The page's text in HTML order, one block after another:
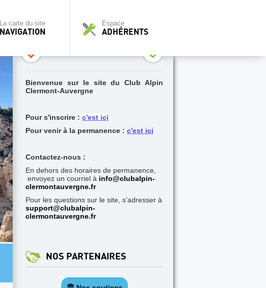
La carte du site
NAVIGATION
Espace
ADHÉRENTS
Bienvenue sur le site du Club Alpin
Clermont-Auvergne
Pour s'inscrire : c'est ici
Pour venir à la permanence : c'est ici
Contactez-nous :
En dehors des horaires de permanence,
envoyez un courriel à info@clubalpin-
clermontauvergne.fr
Pour les questions sur le site, s’adresser à
support@clubalpin-
clermontauvergne.fr
NOS PARTENAIRES